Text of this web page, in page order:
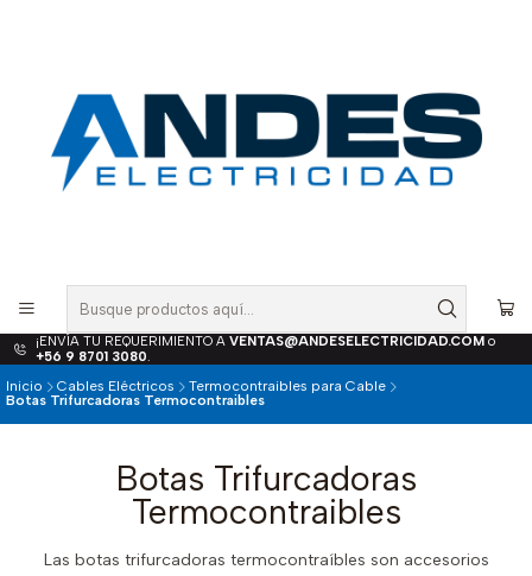
¡ENVÍA TU REQUERIMIENTO A VENTAS@ANDESELECTRICIDAD.COMo
+56 9 8701 3080.
Inicio
Cables Eléctricos
Termocontraibles para Cable
Botas Trifurcadoras Termocontraibles
Botas Trifurcadoras
Termocontraibles
Las botas trifurcadoras termocontraíbles son accesorios